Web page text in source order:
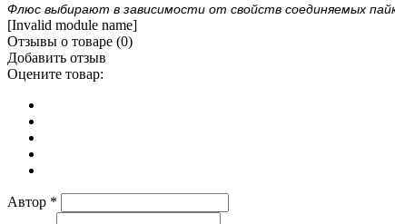
Флюс выбирают в зависимости от свойств соединяемых
[Invalid module name]
Отзывы о товаре (0)
Добавить отзыв
Оцените товар:
Автор *